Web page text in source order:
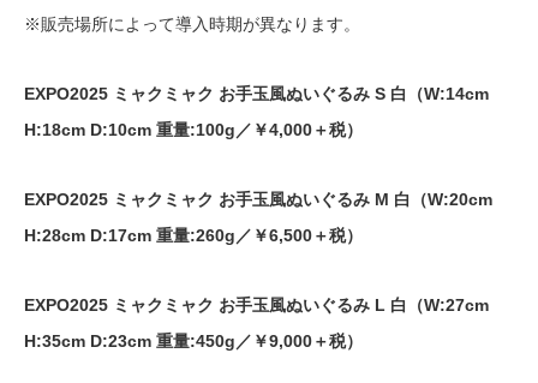
※販売場所によって導入時期が異なります。
EXPO2025 ミャクミャク お手玉風ぬいぐるみ S 白（W:14cm
H:18cm D:10cm 重量:100g／￥4,000＋税）
EXPO2025 ミャクミャク お手玉風ぬいぐるみ M 白（W:20cm
H:28cm D:17cm 重量:260g／￥6,500＋税）
EXPO2025 ミャクミャク お手玉風ぬいぐるみ L 白（W:27cm
H:35cm D:23cm 重量:450g／￥9,000＋税）